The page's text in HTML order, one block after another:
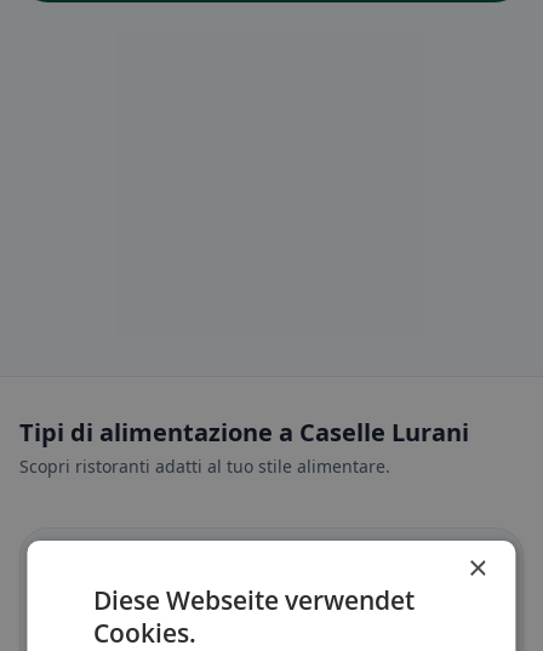
Tipi di alimentazione a Caselle Lurani
Scopri ristoranti adatti al tuo stile alimentare.
Veganoin Caselle Lurani
×
Diese Webseite verwendet
Cookies.